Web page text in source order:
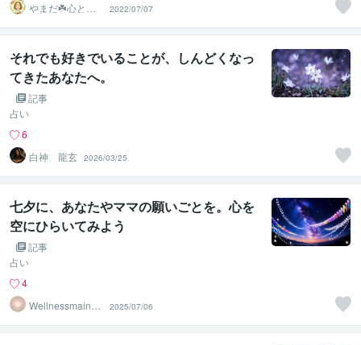
やまだ☘️心と頭
がスッキリ整う
サロン
2022/07/07
それでも好きでいることが、しんどくなっ
てきたあなたへ。
記事
占い
6
白神 龍玄 2026/03/25
七夕に、あなたやママの願いごとを。心を
空にひらいてみよう
記事
占い
4
Wellnessmaind
2025/07/06